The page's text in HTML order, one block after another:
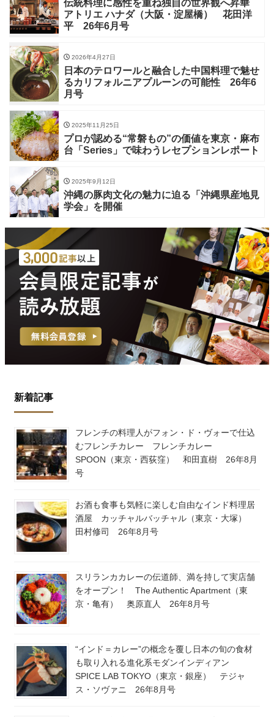
伝統料理に感性を重ね独自の世界観へ昇華
アトリエ ハナダ（大阪・淀屋橋） 花田洋
平 26年6月号
2026年4月27日
日本のテロワールと融合した中国料理で魅せ
るカリフォルニアプルーンの可能性 26年6
月号
2025年11月25日
プロが認める“常磐もの”の価値を東京・麻布
台「Series」で味わうレセプションレポート
2025年9月12日
沖縄の豚肉文化の魅力に迫る「沖縄県産地見
学会」を開催
新着記事
フレンチの料理人がフォン・ド・ヴォーで仕込
むフレンチカレー フレンチカレー
SPOON（東京・西荻窪） 和田直樹 26年8月
号
お酒も食事も気軽に楽しむ自由なインド料理居
酒屋 カッチャルバッチャル（東京・大塚）
田村修司 26年8月号
スリランカカレーの伝道師、満を持して実店舗
をオープン！ The Authentic Apartment（東
京・亀有） 奥原直人 26年8月号
“インド＝カレー”の概念を覆し日本の旬の食材
も取り入れる進化系モダンインディアン
SPICE LAB TOKYO（東京・銀座） テジャ
ス・ソヴァニ 26年8月号